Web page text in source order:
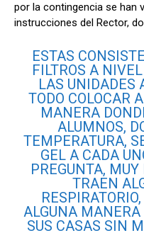
por la contingencia se han
instrucciones del Rector,
ESTAS
FILTROS A
LAS UNIDADES
TODO COLOCAR
MANERA
ALUMNOS,
TEMPERATURA,
GEL A CADA
PREGUNTA,
TRAEN
ALGUNA
SUS CASAS SIN